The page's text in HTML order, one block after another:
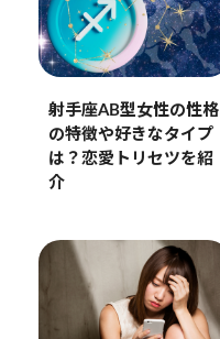
射手座AB型女性の性格
の特徴や好きなタイプ
は？恋愛トリセツを紹
介